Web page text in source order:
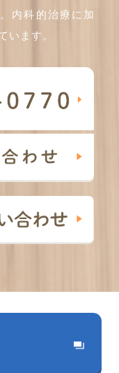
内科的治療に加
います。